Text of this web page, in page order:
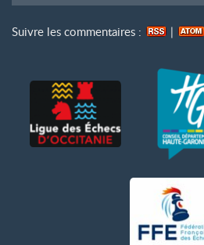
Suivre les commentaires : |